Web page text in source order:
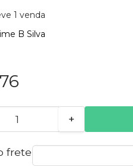
1 venda
B Silva
+
frete